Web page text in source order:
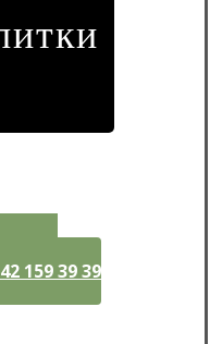
159 39 39